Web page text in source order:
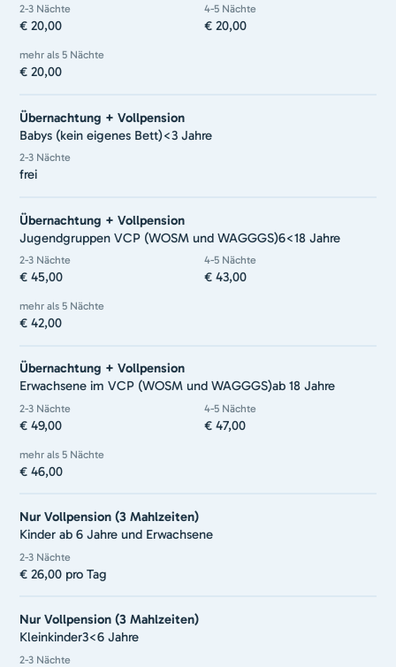
2-3 Nächte
€ 20,00
4-5 Nächte
€ 20,00
mehr als 5 Nächte
€ 20,00
Übernachtung + Vollpension
Babys (kein eigenes Bett)<3 Jahre
2-3 Nächte
frei
Übernachtung + Vollpension
Jugendgruppen VCP (WOSM und WAGGGS)6<18 Jahre
2-3 Nächte
€ 45,00
4-5 Nächte
€ 43,00
mehr als 5 Nächte
€ 42,00
Übernachtung + Vollpension
Erwachsene im VCP (WOSM und WAGGGS)ab 18 Jahre
2-3 Nächte
€ 49,00
4-5 Nächte
€ 47,00
mehr als 5 Nächte
€ 46,00
Nur Vollpension (3 Mahlzeiten)
Kinder ab 6 Jahre und Erwachsene
2-3 Nächte
€ 26,00 pro Tag
Nur Vollpension (3 Mahlzeiten)
Kleinkinder3<6 Jahre
2-3 Nächte